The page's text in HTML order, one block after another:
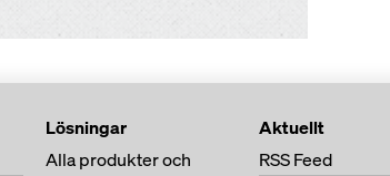
Lösningar
Alla produkter och
Aktuellt
RSS Feed